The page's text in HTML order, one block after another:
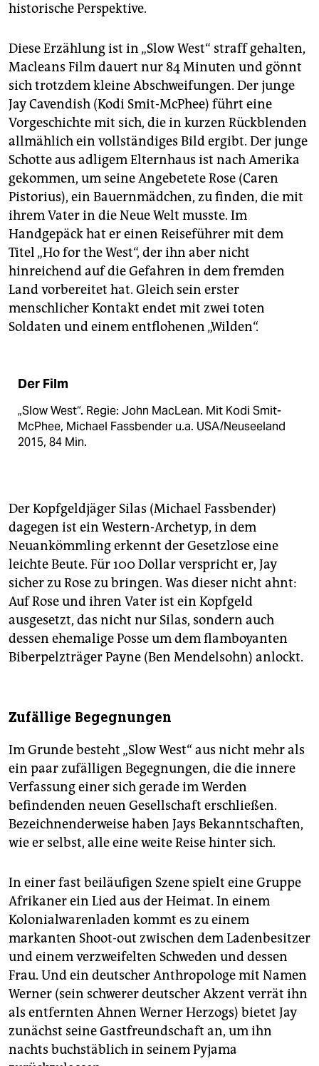
historische Perspektive.
Diese Erzählung ist in „Slow West“ straff gehalten,
Macleans Film dauert nur 84 Minuten und gönnt
sich trotzdem kleine Abschweifungen. Der junge
Jay Cavendish (Kodi Smit-McPhee) führt eine
Vorgeschichte mit sich, die in kurzen Rückblenden
allmählich ein vollständiges Bild ergibt. Der junge
Schotte aus adligem Elternhaus ist nach Amerika
gekommen, um seine Angebetete Rose (Caren
Pistorius), ein Bauernmädchen, zu finden, die mit
ihrem Vater in die Neue Welt musste. Im
Handgepäck hat er einen Reiseführer mit dem
Titel „Ho for the West“, der ihn aber nicht
hinreichend auf die Gefahren in dem fremden
Land vorbereitet hat. Gleich sein erster
menschlicher Kontakt endet mit zwei toten
Soldaten und einem entflohenen „Wilden“.
Der Film
„Slow West“. Regie: John MacLean. Mit Kodi Smit-
McPhee, Michael Fassbender u.a. USA/Neuseeland
2015, 84 Min.
Der Kopfgeldjäger Silas (Michael Fassbender)
dagegen ist ein Western-Archetyp, in dem
Neuankömmling erkennt der Gesetzlose eine
leichte Beute. Für 100 Dollar verspricht er, Jay
sicher zu Rose zu bringen. Was dieser nicht ahnt:
Auf Rose und ihren Vater ist ein Kopfgeld
ausgesetzt, das nicht nur Silas, sondern auch
dessen ehemalige Posse um dem flamboyanten
Biberpelzträger Payne (Ben Mendelsohn) anlockt.
Zufällige Begegnungen
Im Grunde besteht „Slow West“ aus nicht mehr als
ein paar zufälligen Begegnungen, die die innere
Verfassung einer sich gerade im Werden
befindenden neuen Gesellschaft erschließen.
Bezeichnenderweise haben Jays Bekanntschaften,
wie er selbst, alle eine weite Reise hinter sich.
In einer fast beiläufigen Szene spielt eine Gruppe
Afrikaner ein Lied aus der Heimat. In einem
Kolonialwarenladen kommt es zu einem
markanten Shoot-out zwischen dem Ladenbesitzer
und einem verzweifelten Schweden und dessen
Frau. Und ein deutscher Anthropologe mit Namen
Werner (sein schwerer deutscher Akzent verrät ihn
als entfernten Ahnen Werner Herzogs) bietet Jay
zunächst seine Gastfreundschaft an, um ihn
nachts buchstäblich in seinem Pyjama